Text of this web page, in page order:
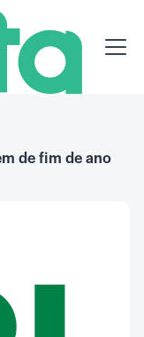
de fim de ano